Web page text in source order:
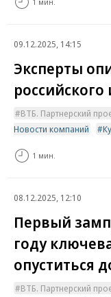
09.12.2025, 14:15
Эксперты
российского
ВТБ. Партнерский
Новости компаний
1 мин.
08.12.2025, 12:10
Первый
году
опуститься
ВТБ. Партнерский